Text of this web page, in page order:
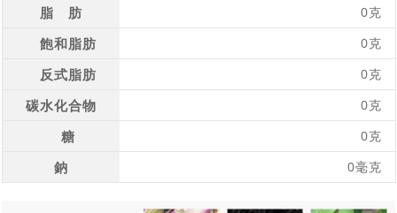
脂 肪 0克
飽和脂肪 0克
反式脂肪 0克
碳水化合物 0克
糖 0克
鈉 0毫克